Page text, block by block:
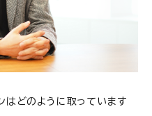
はどのように取っています